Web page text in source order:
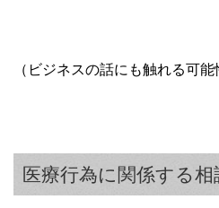
（ビジネスの話にも触れる可能
医療行為に関係する相